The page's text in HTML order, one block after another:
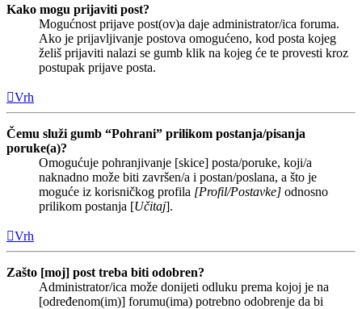
Kako mogu prijaviti post?
Mogućnost prijave post(ov)a daje administrator/ica foruma.
Ako je prijavljivanje postova omogućeno, kod posta kojeg
želiš prijaviti nalazi se gumb klik na kojeg će te provesti kroz
postupak prijave posta.
Vrh
Čemu služi gumb “Pohrani” prilikom postanja/pisanja
poruke(a)?
Omogućuje pohranjivanje [skice] posta/poruke, koji/a
naknadno može biti završen/a i postan/poslana, a što je
moguće iz korisničkog profila [Profil/Postavke] odnosno
prilikom postanja [Učitaj].
Vrh
Zašto [moj] post treba biti odobren?
Administrator/ica može donijeti odluku prema kojoj je na
[određenom(im)] forumu(ima) potrebno odobrenje da bi